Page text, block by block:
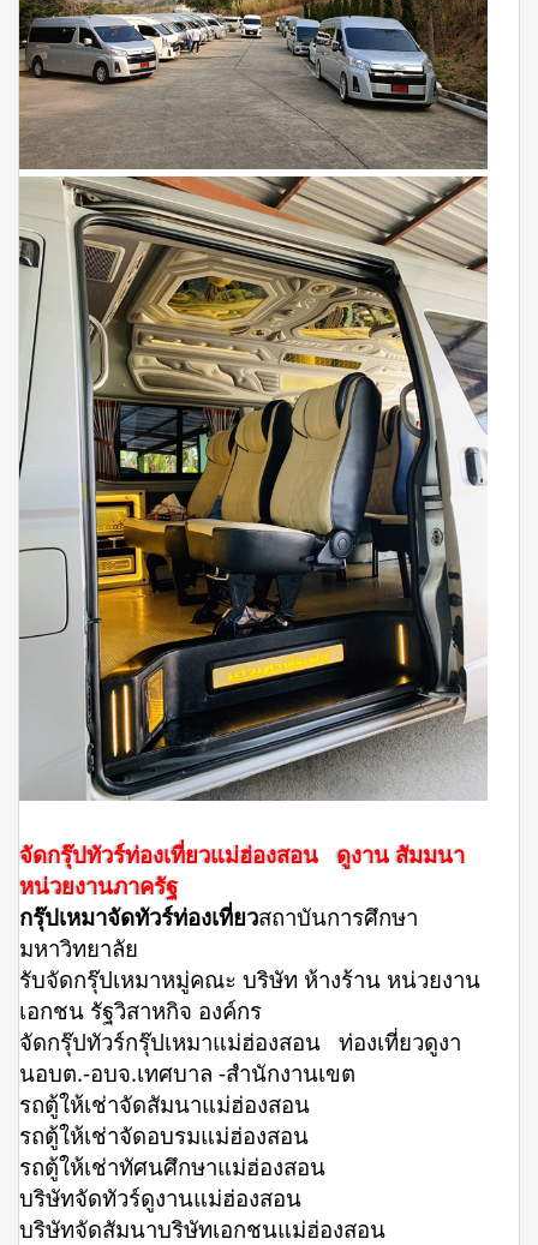
จัดกรุ๊ปทัวร์ท่องเที่ยวแม่ฮ่องสอน ดูงาน สัมมนา
หน่วยงานภาครัฐ
กรุ๊ปเหมาจัดทัวร์ท่องเที่ยวสถาบันการศึกษา
มหาวิทยาลัย
รับจัดกรุ๊ปเหมาหมู่คณะ บริษัท ห้างร้าน หน่วยงาน
เอกชน รัฐวิสาหกิจ องค์กร
จัดกรุ๊ปทัวร์กรุ๊ปเหมาแม่ฮ่องสอน ท่องเที่ยวดูงา
นอบต.-อบจ.เทศบาล -สำนักงานเขต
รถตู้ให้เช่าจัดสัมนาแม่ฮ่องสอน
รถตู้ให้เช่าจัดอบรมแม่ฮ่องสอน
รถตู้ให้เช่าทัศนศึกษาแม่ฮ่องสอน
บริษัทจัดทัวร์ดูงานแม่ฮ่องสอน
บริษัทจัดสัมนาบริษัทเอกชนแม่ฮ่องสอน